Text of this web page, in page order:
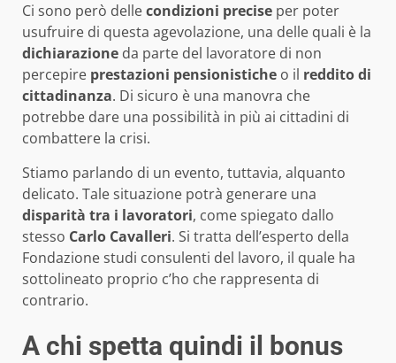
Ci sono però dellecondizioni precise per poter
usufruire di questa agevolazione, una delle quali è la
dichiarazione da parte del lavoratore di non
percepire prestazioni pensionistiche o il reddito di
cittadinanza. Di sicuro è una manovra che
potrebbe dare una possibilità in più ai cittadini di
combattere la crisi.
Stiamo parlando di un evento, tuttavia, alquanto
delicato. Tale situazione potrà generare una
disparità tra i lavoratori, come spiegato dallo
stesso Carlo Cavalleri. Si tratta dell’esperto della
Fondazione studi consulenti del lavoro, il quale ha
sottolineato proprio c’ho che rappresenta di
contrario.
A chi spetta quindi il bonus